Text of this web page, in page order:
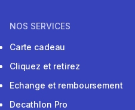
NOS SERVICES
Carte cadeau
Cliquez et retirez
Echange et remboursement
Decathlon Pro